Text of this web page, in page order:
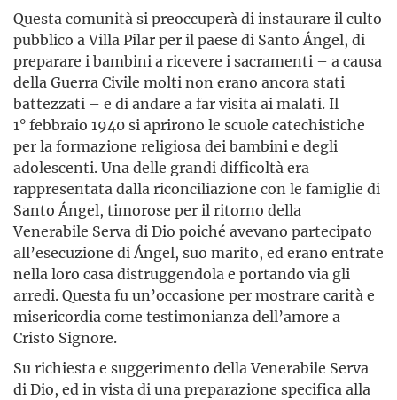
Questa comunità si preoccuperà di instaurare il culto
pubblico a Villa Pilar per il paese di Santo Ángel, di
preparare i bambini a ricevere i sacramenti – a causa
della Guerra Civile molti non erano ancora stati
battezzati – e di andare a far visita ai malati. Il
1° febbraio 1940 si aprirono le scuole catechistiche
per la formazione religiosa dei bambini e degli
adolescenti. Una delle grandi difficoltà era
rappresentata dalla riconciliazione con le famiglie di
Santo Ángel, timorose per il ritorno della
Venerabile Serva di Dio poiché avevano partecipato
all’esecuzione di Ángel, suo marito, ed erano entrate
nella loro casa distruggendola e portando via gli
arredi. Questa fu un’occasione per mostrare carità e
misericordia come testimonianza dell’amore a
Cristo Signore.
Su richiesta e suggerimento della Venerabile Serva
di Dio, ed in vista di una preparazione specifica alla